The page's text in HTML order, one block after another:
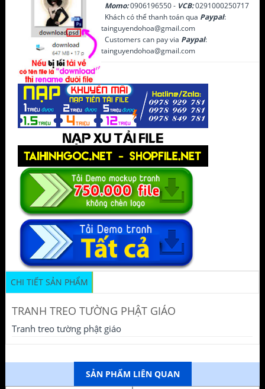
Momo:0906196550 - VCB:0291000250717
Khách có thể thanh toán qua Paypal:
tainguyendohoa@gmail.com
Customers can pay via Paypal:
tainguyendohoa@gmail.com
CHI TIẾT SẢN PHẨM
TRANH TREO TƯỜNG PHẬT GIÁO
Tranh treo tường phật giáo
SẢN PHẨM LIÊN QUAN